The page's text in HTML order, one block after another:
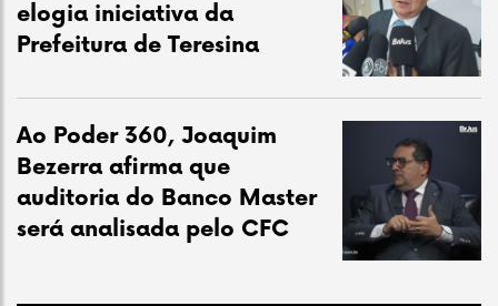
elogia iniciativa da
Prefeitura de Teresina
Ao Poder 360, Joaquim
Bezerra afirma que
auditoria do Banco Master
será analisada pelo CFC